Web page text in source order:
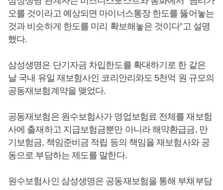
오를 것이라고 예상되면 마이너스통장 한도를 뚫어놓는
것과 비슷하게 한도를 미리 확보해놓은 것이다”고 설명
했다.
삼성생명은 단기자금 차입한도를 확대하기로 한 같은
날 국내 유일 재보험사인 코리안리와도 5천억 원 규모의
공동재보험계약을 맺었다.
공동재보험은 원수보험사가 영업보험료 전체를 재보험
사에 출재하고 지급보험금뿐만 아니라 해약환급금, 만
기보험금, 책임준비금 적립 등의 책임을 재보험사와 공
동으로 부담하는 제도를 말한다.
원수보험사인 삼성생명은 공동재보험을 통해 부채부담